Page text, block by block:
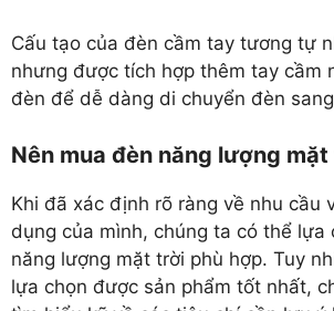
Cấu tạo của đèn cầm tay tương tự
nhưng được tích hợp thêm tay cầm
đèn để dễ dàng di chuyển đèn
Nên mua đèn năng lượng
Khi đã xác định rõ ràng về nhu cầu
dụng của mình, chúng ta có thể lựa
năng lượng mặt trời phù hợp. Tuy
lựa chọn được sản phẩm tốt nhất,